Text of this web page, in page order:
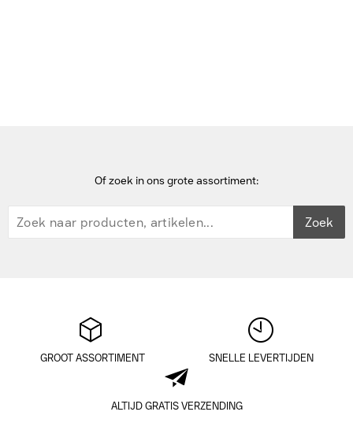
Of zoek in ons grote assortiment:
Zoek
GROOT ASSORTIMENT SNELLE LEVERTIJDEN
ALTIJD GRATIS VERZENDING